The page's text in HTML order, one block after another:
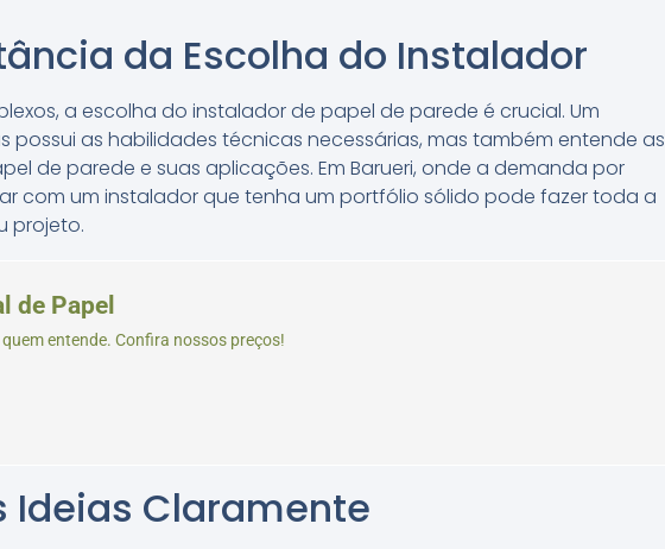
da Escolha do Instalador
a escolha do instalador de papel de parede é crucial. Um
possui as habilidades técnicas necessárias, mas também entende as
de parede e suas aplicações. Em Barueri, onde a demanda por
com um instalador que tenha um portfólio sólido pode fazer toda a
projeto.
de Papel
entende. Confira nossos preços!
Ideias Claramente